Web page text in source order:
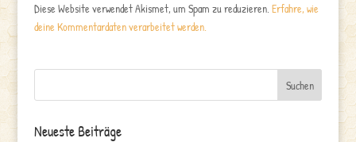
Diese Website verwendet Akismet, um Spam zu reduzieren. Erfahre, wie
deine Kommentardaten verarbeitet werden.
Neueste Beiträge